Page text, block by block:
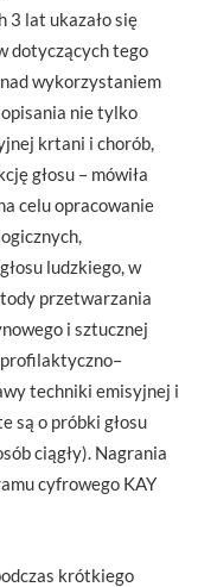
3 lat ukazało się
dotyczących tego
wykorzystaniem
nie tylko
krtani i chorób,
głosu – mówiła
celu opracowanie
ludzkiego, w
przetwarzania
i sztucznej
techniki emisyjnej i
są o próbki głosu
ciągły). Nagrania
cyfrowego KAY
krótkiego